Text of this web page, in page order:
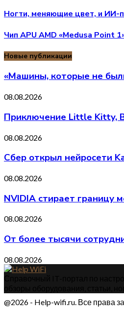
Ногти, меняющие цвет, и ИИ-
Чип APU AMD «Medusa Point
Новые публикации
«Машины, которые не
08.08.2026
Приключение Little Kitty,
08.08.2026
Сбер открыл нейросети
08.08.2026
NVIDIA стирает границу
08.08.2026
От более тысячи
08.08.2026
@2026 - Help-wifi.ru. Все права